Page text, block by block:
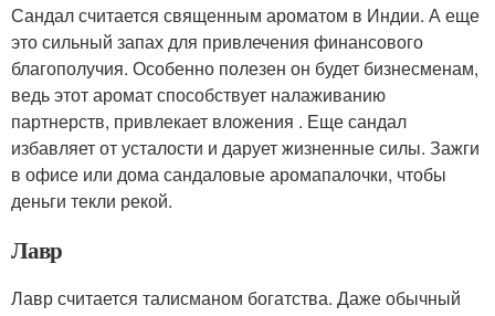
Сандал считается священным ароматом в Индии. А еще
это сильный запах для привлечения финансового
благополучия. Особенно полезен он будет бизнесменам,
ведь этот аромат способствует налаживанию
партнерств, привлекает вложения . Еще сандал
избавляет от усталости и дарует жизненные силы. Зажги
в офисе или дома сандаловые аромапалочки, чтобы
деньги текли рекой.
Лавр
Лавр считается талисманом богатства. Даже обычный